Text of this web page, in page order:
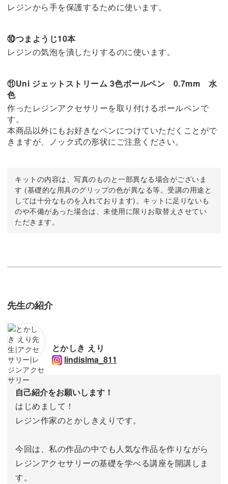
レジンから手を保護するために使います。
⑩つまようじ10本
レジンの気泡を潰したりするのに使います。
⑪Uni ジェットストリーム 3色ボールペン 0.7mm 水
色
作ったレジンアクセサリーを取り付けるボールペンで
す。
本商品以外にもお好きなペンにつけていただくことがで
きますが、ノック式の形状にご注意ください。
キットの内容は、写真のものと一部異なる場合がございま
す (基礎的な用具のグリップの色が異なる等。受講の用途と
しては十分なものを入れております)。キットに足りないも
のや不備があった場合は、未使用に限りお取替えさせてい
ただきます。
先生の紹介
とかしき えり
lindisima_811
自己紹介をお願いします！
はじめまして！
レジン作家のとかしきえりです。
今回は、私の作品の中でも人気な作品を作りながら
レジンアクセサリーの基礎を学べる講座を開講しま
す。